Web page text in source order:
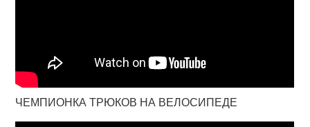
ЧЕМПИОНКА ТРЮКОВ НА ВЕЛОСИПЕДЕ